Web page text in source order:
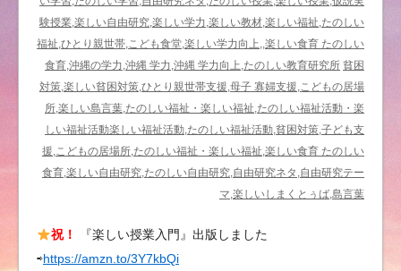
験授業,楽しい自由研究,楽しい学力,楽しい教材,楽しい福祉,たのしい
福祉,ひとり親世帯,こども食堂,楽しい学力向上,,楽しい食育 たのしい
食育,沖縄の学力,沖縄 学力,沖縄 学力向上,たのしい教育研究所 貧困
対策,楽しい貧困対策,ひとり親世帯支援,母子 寡婦支援,こどもの居場
所,楽しい島言葉,たのしい福祉・楽しい福祉,たのしい福祉活動・楽
しい福祉活動楽しい福祉活動,たのしい福祉活動,貧困対策,子ども支
援,こどもの居場所,たのしい福祉・楽しい福祉,楽しい食育 たのしい
食育,楽しい自由研究,たのしい自由研究,自由研究ネタ,自由研究テー
マ,楽しいしまくとぅば,島言葉
祝！
『楽しい授業入門』出版しました
⇨https://amzn.to/3Y7kbQi